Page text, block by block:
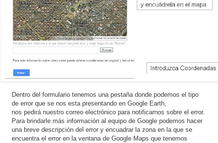
Dentro del formulario tenemos una pestaña donde podemos el tipo
de error que se nos esta presentando en Google Earth,
nos pedirá nuestro correo electrónico para notificarnos sobre el error.
Para brindarle más información al equipo de Google podemos hacer
una breve descripción del error y encuadrar la zona en la que se
encuentra el error en la ventana de Google Maps que tenemos